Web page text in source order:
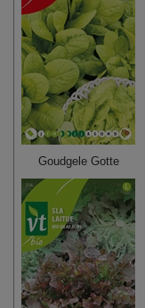
Goudgele Gotte